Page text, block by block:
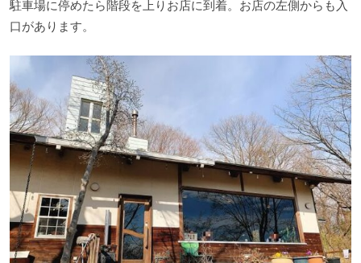
駐車場に停めたら階段を上りお店に到着。お店の左側からも入
口があります。